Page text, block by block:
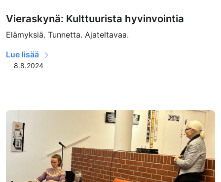
Vieraskynä: Kulttuurista hyvinvointia
Elämyksiä. Tunnetta. Ajateltavaa.
Lue lisää
8.8.2024